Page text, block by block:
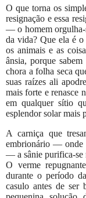
O que torna os
resignação e essa
— o homem orgulha-
da vida? Que ela é
os animais e as
ânsia, porque
chora a folha seca
suas raízes ali
mais forte e renasce
em qualquer sítio
esplendor solar mais
A carniça que
embrionário — onde
— a sânie purifica-se
O verme
durante o período
casulo antes de ser